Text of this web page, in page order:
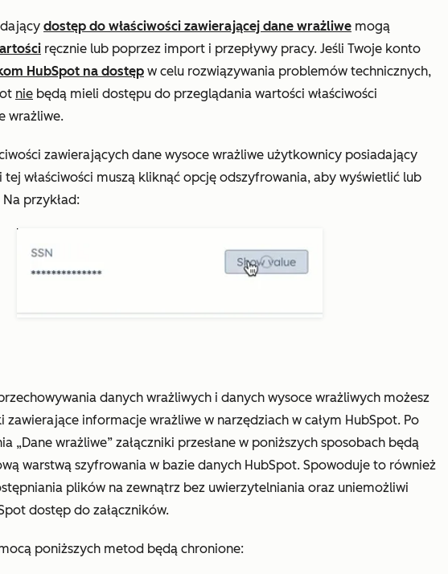
dostęp do właściwości zawierającej dane wrażliwe mogą
ręcznie lub poprzez import i przepływy pracy. Jeśli Twoje konto
HubSpot na dostęp w celu rozwiązywania problemów technicznych,
nie będą mieli dostępu do przeglądania wartości właściwości
wrażliwe.
zawierających dane wysoce wrażliwe użytkownicy posiadający
właściwości muszą kliknąć opcję odszyfrowania, aby wyświetlić lub
przykład:
danych wrażliwych i danych wysoce wrażliwych możesz
zawierające informacje wrażliwe w narzędziach w całym HubSpot. Po
„Dane wrażliwe” załączniki przesłane w poniższych sposobach będą
warstwą szyfrowania w bazie danych HubSpot. Spowoduje to również
plików na zewnątrz bez uwierzytelniania oraz uniemożliwi
dostęp do załączników.
poniższych metod będą chronione: